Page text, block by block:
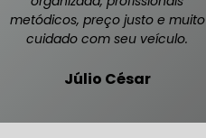
metódicos, preço justo e muito
cuidado com seu veículo.
Júlio César